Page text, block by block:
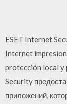
ESET Internet
Internet
protección local y
Security
приложений,